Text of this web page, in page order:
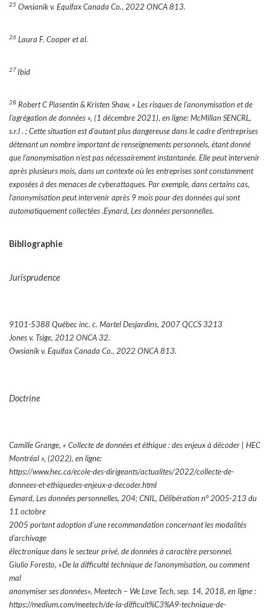
25 Owsianik v. Equifax Canada Co., 2022 ONCA 813.
26 Laura F. Cooper et al.
27 Ibid
28 Robert C Piasentin & Kristen Shaw, « Les risques de l’anonymisation et de
l’agrégation de données », (1 décembre 2021), en ligne: McMillan SENCRL,
s.r.l . ; Cette situation est d’autant plus dangereuse dans le cadre d’entreprises
détenant un nombre important de renseignements personnels, étant donné
que l’anonymisation n’est pas nécessairement instantanée. Elle peut intervenir
après plusieurs mois, dans un contexte où les entreprises sont constamment
exposées à des menaces de cyberattaques. Par exemple, dans certains cas,
l’anonymisation peut intervenir après 9 mois pour des données qui sont
automatiquement collectées .Eynard, Les données personnelles.
Bibliographie
Jurisprudence
9101-5388 Québec inc. c. Martel Desjardins, 2007 QCCS 3213
Jones v. Tsige, 2012 ONCA 32.
Owsianik v. Equifax Canada Co., 2022 ONCA 813.
Doctrine
Camille Grange, « Collecte de données et éthique : des enjeux à décoder | HEC
Montréal », (2022), en ligne:
https://www.hec.ca/ecole-des-dirigeants/actualites/2022/collecte-de-
donnees-et-ethiquedes-enjeux-a-decoder.html
Eynard, Les données personnelles, 204; CNIL, Délibération n° 2005-213 du
11 octobre
2005 portant adoption d’une recommandation concernant les modalités
d’archivage
électronique dans le secteur privé, de données à caractère personnel.
Giulio Foresto, «De la difficulté technique de l’anonymisation, ou comment
mal
anonymiser ses données», Meetech – We Love Tech, sep. 14, 2018, en ligne :
https://medium.com/meetech/de-la-difficult%C3%A9-technique-de-